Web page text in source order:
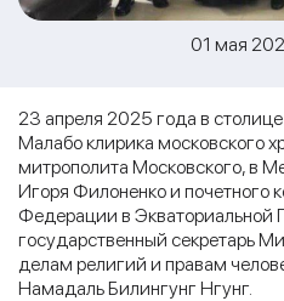
01 мая
23 апреля 2025 года в
Малабо клирика московского
митрополита Московского, в
Игоря Филоненко и почетного
Федерации в Экваториальной
государственный секретарь
делам религий и правам
Намадаль Билингунг Нгунг.